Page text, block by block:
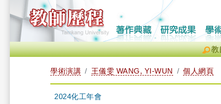
教
學術演講 王儀雯 WANG, YI-WUN 個人網頁
2024化工年會